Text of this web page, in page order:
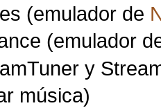
(emulador de
(emulador
y
música)